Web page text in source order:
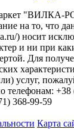
"ВИЛКА-
на то, что
) носит
и ни при
Для
услуг,
телефонам: +38
368-99-59
Карта